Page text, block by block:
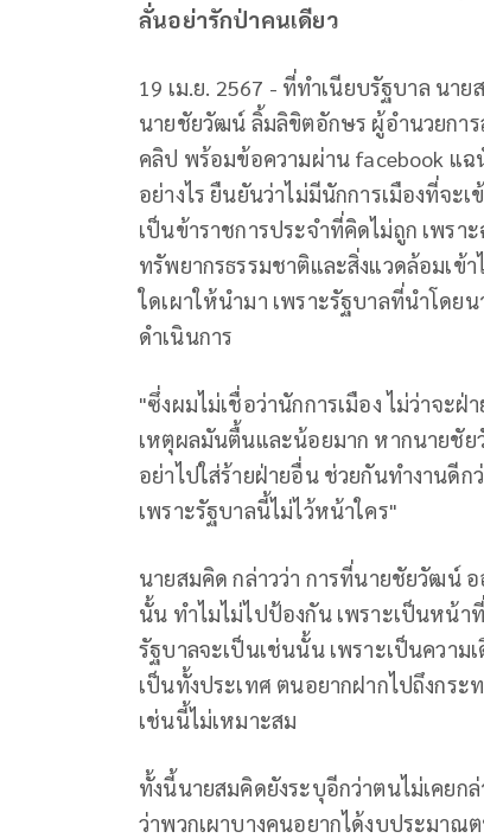
ลั่นอย่ารักป่าคนเดียว
19 เม.ย. 2567 - ที่ทำเนียบรัฐบาล นา
นายชัยวัฒน์ ลิ้มลิขิตอักษร ผู้อำนวยกา
คลิป พร้อมข้อความผ่าน facebook แฉ
อย่างไร ยืนยันว่าไม่มีนักการเมืองที่จะ
เป็นข้าราชการประจำที่คิดไม่ถูก เพรา
ทรัพยากรธรรมชาติและสิ่งแวดล้อมเ
ใดเผาให้นำมา เพราะรัฐบาลที่นำโดย
ดำเนินการ
"ซึ่งผมไม่เชื่อว่านักการเมือง ไม่ว่าจะฝ่
เหตุผลมันตื้นและน้อยมาก หากนายชัย
อย่าไปใส่ร้ายฝ่ายอื่น ช่วยกันทำงานดี
เพราะรัฐบาลนี้ไม่ไว้หน้าใคร"
นายสมคิด กล่าวว่า การที่นายชัยวัฒน์
นั้น ทำไมไม่ไปป้องกัน เพราะเป็นหน้า
รัฐบาลจะเป็นเช่นนั้น เพราะเป็นควา
เป็นทั้งประเทศ ตนอยากฝากไปถึงกระ
เช่นนี้ไม่เหมาะสม
ทั้งนี้นายสมคิดยังระบุอีกว่าตนไม่เคยก
ว่าพวกเผาบางคนอยากได้งบประมาณ